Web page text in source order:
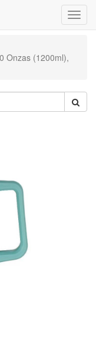
Menú
de
Onzas (1200ml),